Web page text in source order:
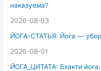
наказуема?
2026-08-03
ЙОГА-СТАТЬЯ: Йога —
2026-08-01
ЙОГА_ЦИТАТА: Бхакти